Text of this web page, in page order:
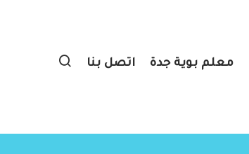
معلم بوية جدة اتصل بنا